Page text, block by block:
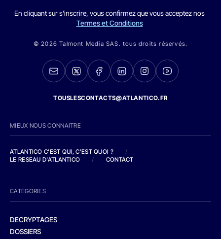
En cliquant sur s'inscrire, vous confirmez que vous acceptez nos
Termes et Conditions
© 2026 Talmont Media SAS. tous droits réservés.
TOUSLESCONTACTS@ATLANTICO.FR
MIEUX NOUS CONNAITRE
ATLANTICO C'EST QUI, C'EST QUOI ?
/
LE RESEAU D'ATLANTICO
/ CONTACT
CATEGORIES
DECRYPTAGES
DOSSIERS